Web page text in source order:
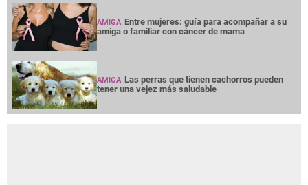
AMIGA Entre mujeres: guía para acompañar a su
amiga o familiar con cáncer de mama
AMIGA Las perras que tienen cachorros pueden
tener una vejez más saludable